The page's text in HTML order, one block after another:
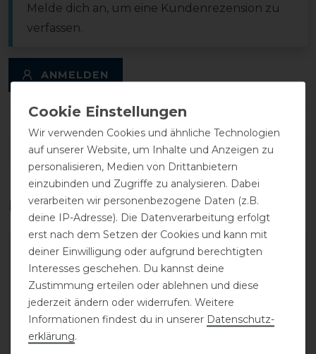
Melde dich an, um eine Kundenrezension zu
verfassen.
ANMELDEN
DETAILS ZUR PRODUKTSICHERHEIT
Das perfekte Zubehör für dich
Wir verwenden Cookies und ähnliche Technologien
auf unserer Website, um Inhalte und Anzeigen zu
personalisieren, Medien von Drittanbietern
einzubinden und Zugriffe zu analysieren. Dabei
verarbeiten wir personenbezogene Daten (z.B.
deine IP-Adresse). Die Datenverarbeitung erfolgt
erst nach dem Setzen der Cookies und kann mit
deiner Einwilligung oder aufgrund berechtigten
Interesses geschehen. Du kannst deine
Zustimmung erteilen oder ablehnen und diese
jederzeit ändern oder widerrufen. Weitere
Informationen findest du in unserer Daten­schutz­
erklärung.